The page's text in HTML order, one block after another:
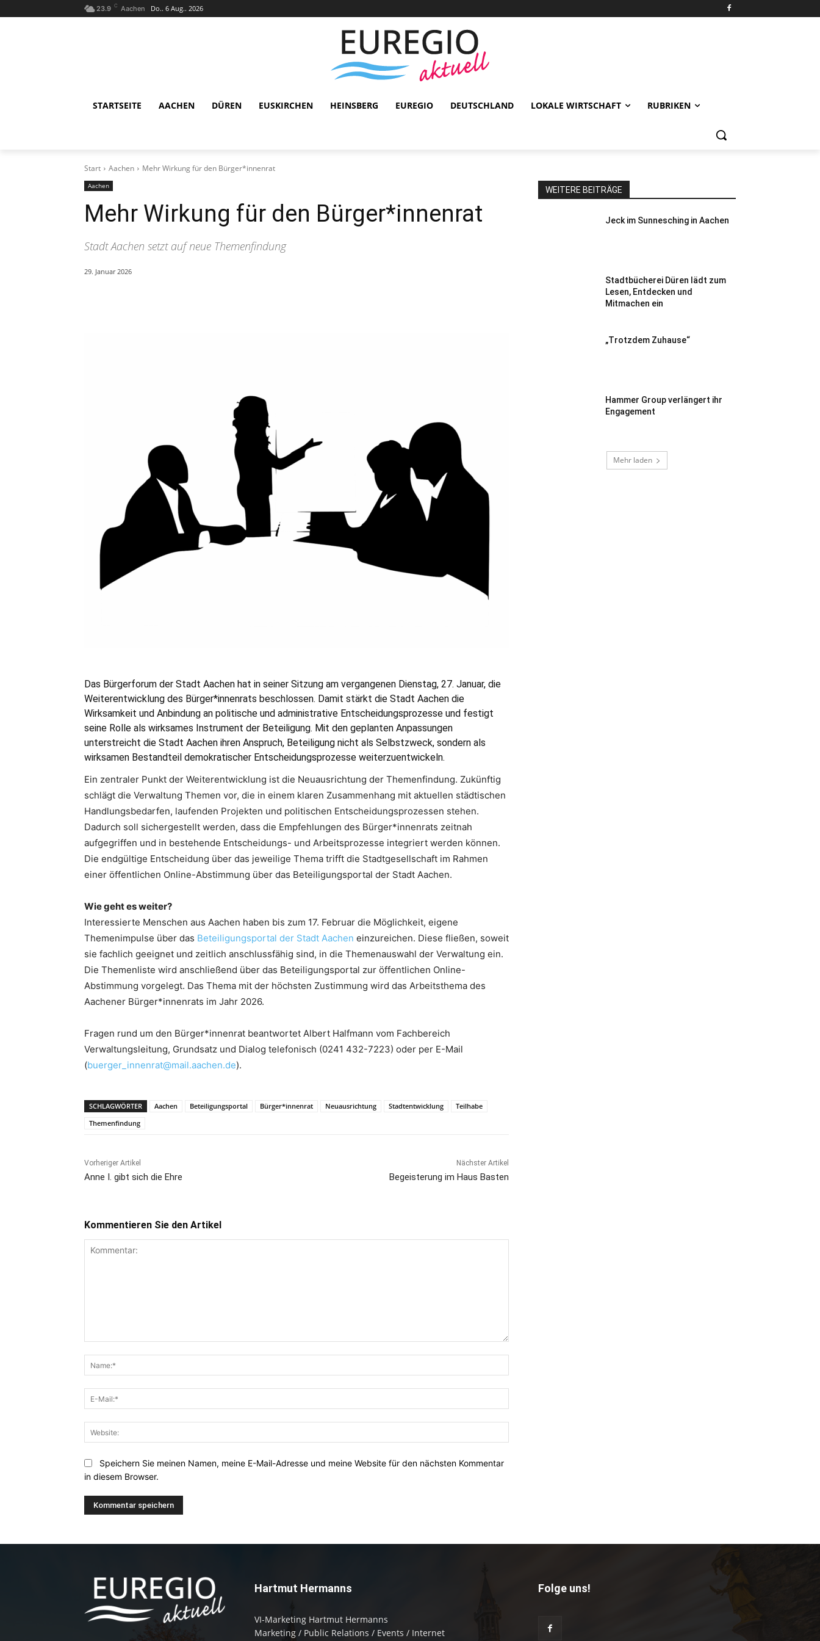
23.9 C Aachen Do.. 6 Aug.. 2026
STARTSEITE AACHEN DÜREN EUSKIRCHEN HEINSBERG EUREGIO DEUTSCHLAND LOKALE WIRTSCHAFT RUBRIKEN
Start Aachen Mehr Wirkung für den Bürger*innenrat
Aachen
Mehr Wirkung für den Bürger*innenrat
Stadt Aachen setzt auf neue Themenfindung
29. Januar 2026
Das Bürgerforum der Stadt Aachen hat in seiner Sitzung am vergangenen Dienstag, 27. Januar, die
Weiterentwicklung des Bürger*innenrats beschlossen. Damit stärkt die Stadt Aachen die
Wirksamkeit und Anbindung an politische und administrative Entscheidungsprozesse und festigt
seine Rolle als wirksames Instrument der Beteiligung. Mit den geplanten Anpassungen
unterstreicht die Stadt Aachen ihren Anspruch, Beteiligung nicht als Selbstzweck, sondern als
wirksamen Bestandteil demokratischer Entscheidungsprozesse weiterzuentwickeln.
Ein zentraler Punkt der Weiterentwicklung ist die Neuausrichtung der Themenfindung. Zukünftig
schlägt die Verwaltung Themen vor, die in einem klaren Zusammenhang mit aktuellen städtischen
Handlungsbedarfen, laufenden Projekten und politischen Entscheidungsprozessen stehen.
Dadurch soll sichergestellt werden, dass die Empfehlungen des Bürger*innenrats zeitnah
aufgegriffen und in bestehende Entscheidungs- und Arbeitsprozesse integriert werden können.
Die endgültige Entscheidung über das jeweilige Thema trifft die Stadtgesellschaft im Rahmen
einer öffentlichen Online-Abstimmung über das Beteiligungsportal der Stadt Aachen.
Wie geht es weiter?
Interessierte Menschen aus Aachen haben bis zum 17. Februar die Möglichkeit, eigene
Themenimpulse über das Beteiligungsportal der Stadt Aachen einzureichen. Diese fließen, soweit
sie fachlich geeignet und zeitlich anschlussfähig sind, in die Themenauswahl der Verwaltung ein.
Die Themenliste wird anschließend über das Beteiligungsportal zur öffentlichen Online-
Abstimmung vorgelegt. Das Thema mit der höchsten Zustimmung wird das Arbeitsthema des
Aachener Bürger*innenrats im Jahr 2026.
Fragen rund um den Bürger*innenrat beantwortet Albert Halfmann vom Fachbereich
Verwaltungsleitung, Grundsatz und Dialog telefonisch (0241 432-7223) oder per E-Mail
(buerger_innenrat@mail.aachen.de).
SCHLAGWÖRTER Aachen Beteiligungsportal Bürger*innenrat Neuausrichtung Stadtentwicklung
Teilhabe
Themenfindung
Vorheriger Artikel
Anne I. gibt sich die Ehre
Nächster Artikel
Begeisterung im Haus Basten
Kommentieren Sie den Artikel
Mail:*
Speichern Sie meinen Namen, meine E-Mail-Adresse und meine Website für den nächsten Kommentar
in diesem Browser.
WEITERE BEITRÄGE
Jeck im Sunnesching in Aachen
Stadtbücherei Düren lädt zum
Lesen, Entdecken und
Mitmachen ein
„Trotzdem Zuhause“
Hammer Group verlängert ihr
Engagement
Mehr laden
Hartmut Hermanns
VI-Marketing Hartmut Hermanns
Marketing / Public Relations / Events / Internet
Folge uns!